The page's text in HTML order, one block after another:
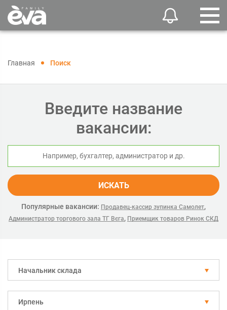
Главная Поиск
Введите название
вакансии:
ИСКАТЬ
Популярные вакансии: Продавец-кассир зупинка Самолет,
Администратор торгового зала ТГ Вєга, Приемщик товаров Ринок СКД
Начальник склада
Ирпень